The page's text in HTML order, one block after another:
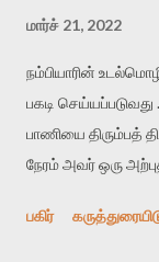
மார்ச் 21, 2022
நம்பியாரின்
பகடி
பாணியை திரும்பத்
நேரம் அவர் ஒரு
எம் . ஜி . ஆர் தனது
பகிர்